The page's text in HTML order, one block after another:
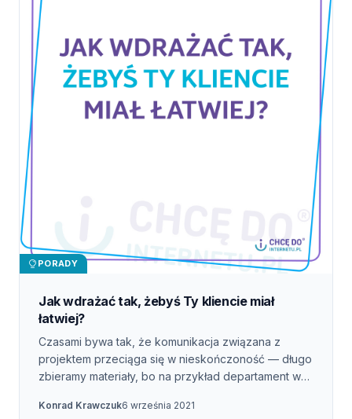
PORADY
Jak wdrażać tak, żebyś Ty kliencie miał
łatwiej?
Czasami bywa tak, że komunikacja związana z
projektem przeciąga się w nieskończoność — długo
zbieramy materiały, bo na przykład departament w
do końca wie co przygotować i w jaki sposób.
Konrad Krawczuk6 września 2021